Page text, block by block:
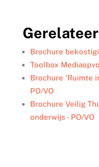
e
d
I
n
b
o
o
k
t
e
r
l
n
Brochure
Toolbox
Brochure 'Ruimte
PO/VO
Brochure Veilig
onderwijs - PO/VO